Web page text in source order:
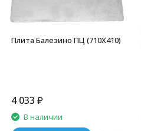
Плита Балезино ПЦ (710Х410)
4 033 ₽
В наличии